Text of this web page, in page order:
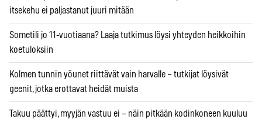
itsekehu ei paljastanut juuri mitään
Sometili jo 11-vuotiaana? Laaja tutkimus löysi yhteyden heikkoihin
koetuloksiin
Kolmen tunnin yöunet riittävät vain harvalle – tutkijat löysivät
geenit, jotka erottavat heidät muista
Takuu päättyi, myyjän vastuu ei – näin pitkään kodinkoneen kuuluu